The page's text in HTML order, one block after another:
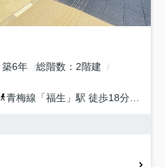
築6年 総階数
2階建
青梅線 「福生 」駅 徒歩18分